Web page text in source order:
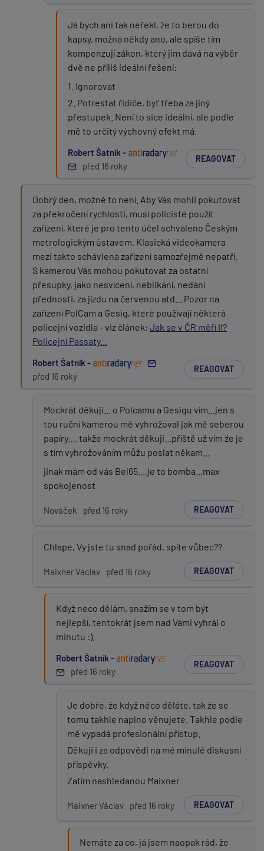
Já bych ani tak neřekl, že to berou do
kapsy, možná někdy ano, ale spíše tím
kompenzují zákon, který jim dává na výběr
dvě ne příliš ideální řešení:
1. Ignorovat
2. Potrestat řidiče, byť třeba za jiný
přestupek. Není to sice ideální, ale podle
mě to určitý výchovný efekt má.
Robert Šatník -
před 16 roky
REAGOVAT
Dobrý den, možné to není. Aby Vás mohli pokutovat
za překročení rychlosti, musí policisté použít
zařízení, které je pro tento účel schváleno Českým
metrologickým ústavem. Klasická videokamera
mezi takto schávlená zařízení samozřejmě nepatří.
S kamerou Vás mohou pokutovat za ostatní
přesupky, jako nesvícení, neblikání, nedání
přednosti, za jízdu na červenou atd... Pozor na
zařízení PolCam a Gesig, které používají některá
policejní vozidla - viz článek: Jak se v ČR měří II?
Policejní Passaty...
Robert Šatník -
před 16 roky
REAGOVAT
Mockrát děkuji... o Polcamu a Gesigu vím...jen s
tou ruční kamerou mě vyhrožoval jak mě seberou
papíry.... takže mockrát děkuji...příště už vím že je
s tím vyhrožováním můžu poslat někam...
jinak mám od vás Bel65....je to bomba...max
spokojenost
Nováček před 16 roky REAGOVAT
Chlape, Vy jste tu snad pořád, spíte vůbec??
Maixner Václav před 16 roky REAGOVAT
Když neco dělám, snažím se v tom být
nejlepší, tentokrát jsem nad Vámi vyhrál o
minutu :).
Robert Šatník -
před 16 roky
REAGOVAT
Je dobře, že když něco děláte, tak že se
tomu takhle naplno věnujete. Takhle podle
mě vypadá profesionální přístup.
Děkuji i za odpovědi na mé minulé diskusní
příspěvky.
Zatím nashledanou Maixner
Maixner Václav před 16 roky REAGOVAT
Nemáte za co, já jsem naopak rád, že